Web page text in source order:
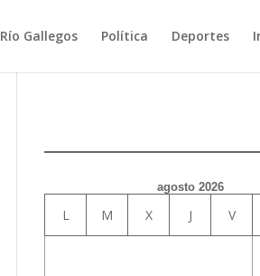
Río Gallegos Política Deportes
agosto 2026
L M X J V